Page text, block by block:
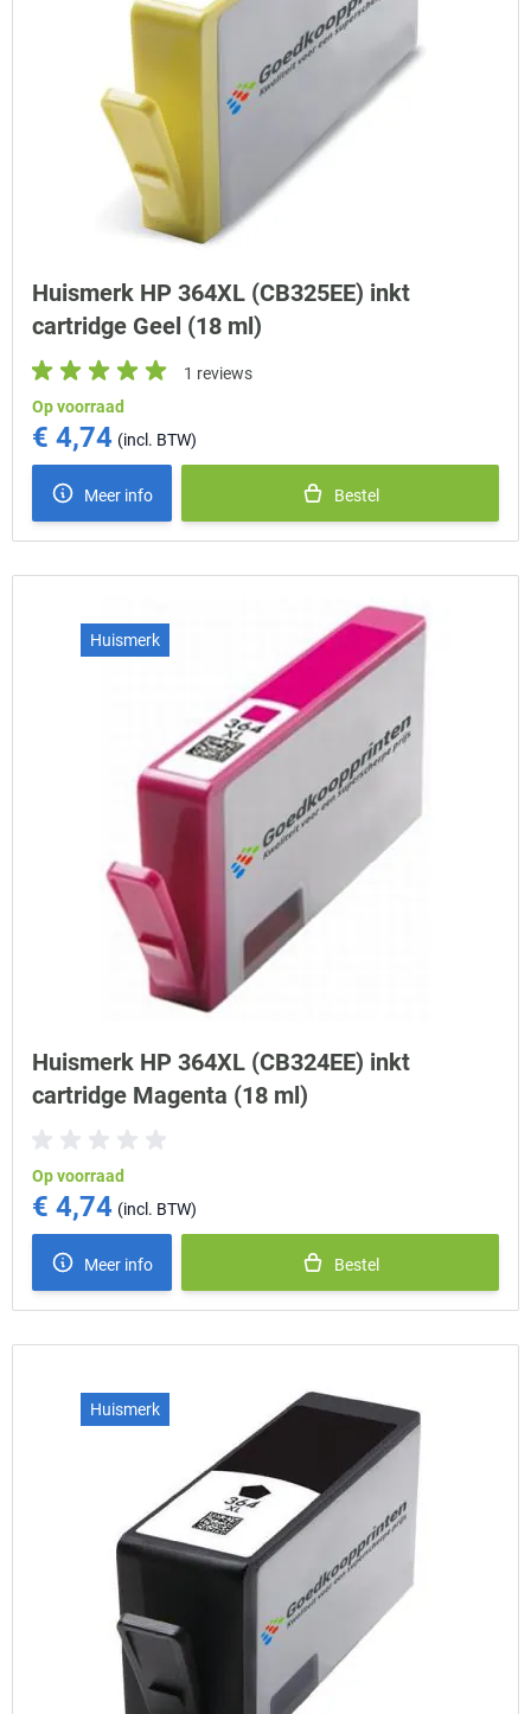
Huismerk HP 364XL (CB325EE) inkt
cartridge Geel (18 ml)
1 reviews
Op voorraad
€ 4,74
Meer info Bestel
Huismerk
Huismerk HP 364XL (CB324EE) inkt
cartridge Magenta (18 ml)
Op voorraad
€ 4,74
Meer info Bestel
Huismerk